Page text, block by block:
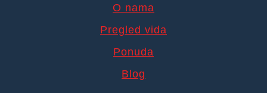
O nama
Pregled vida
Ponuda
Blog